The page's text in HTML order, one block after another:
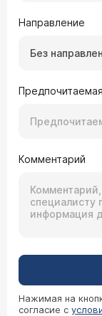
Направление
Без
Комментарий
Нажимая на
согласие с